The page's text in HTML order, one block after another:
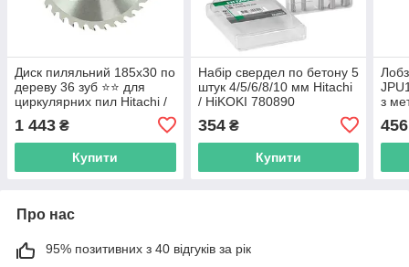
Диск пиляльний 185х30 по
дереву 36 зуб ⭐️⭐️ для
циркулярних пил Hitachi /
1 443 ₴
Купити
Набір свердел по бетону 5
штук 4/5/6/8/10 мм Hitachi
/ HiKOKI 780890
354₴
Купити
з
456
Про нас
95% позитивних з 40 відгуків за рік